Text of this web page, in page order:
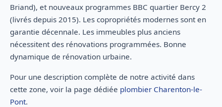
Briand), et nouveaux programmes BBC quartier Bercy 2
(livrés depuis 2015). Les copropriétés modernes sont en
garantie décennale. Les immeubles plus anciens
nécessitent des rénovations programmées. Bonne
dynamique de rénovation urbaine.
Pour une description complète de notre activité dans
cette zone, voir la page dédiée plombier Charenton-le-
Pont.